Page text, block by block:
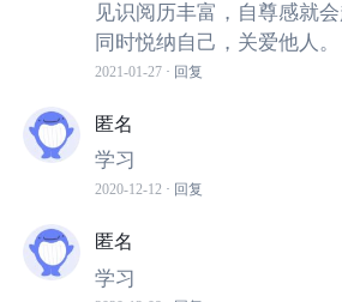
这时，下课铃声将小丘拉回了现实。
动脖子，用眼睛的余光瞥了瞥四周的
笔记；去年参与创业大赛就获得市级
热烈地讨论新一届创业大赛的事宜；
，正在讲台上向老师请教科研项目
系理心部部长小
排……
见识阅历丰富，自尊感就会
同时悦纳自己，关爱他人。
2021-01-27 · 回复
匿名
学习
2020-12-12 · 回复
匿名
学习